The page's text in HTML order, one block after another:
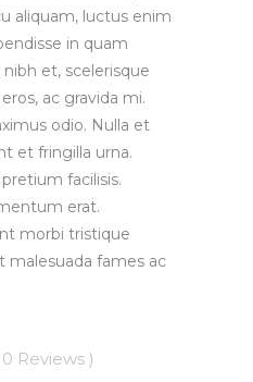
aliquam, luctus enim
in quam
et, scelerisque
ac gravida mi.
odio. Nulla et
et fringilla urna.
facilisis.
erat.
morbi tristique
malesuada fames ac
0 Reviews